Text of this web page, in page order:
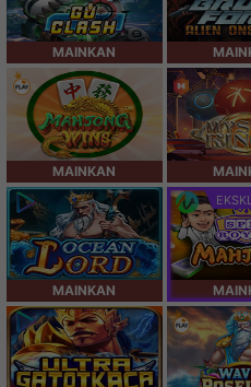
MAINKAN
MAINKAN
MAINKAN